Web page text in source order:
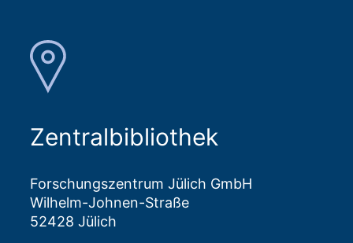
Zentralbibliothek
Forschungszentrum Jülich GmbH
Wilhelm-Johnen-Straße
52428 Jülich